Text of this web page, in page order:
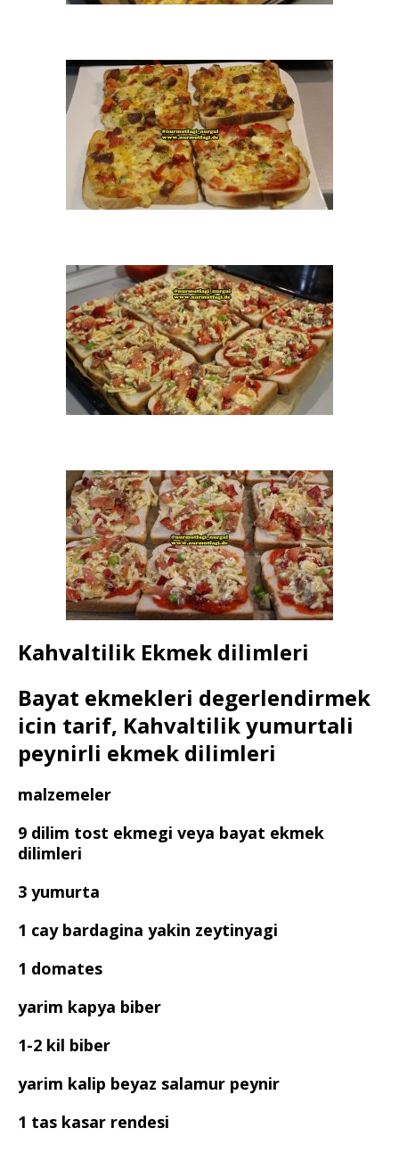
Kahvaltilik Ekmek dilimleri
Bayat ekmekleri degerlendirmek
icin tarif, Kahvaltilik yumurtali
peynirli ekmek dilimleri
malzemeler
9 dilim tost ekmegi veya bayat ekmek
dilimleri
3 yumurta
1 cay bardagina yakin zeytinyagi
1 domates
yarim kapya biber
1-2 kil biber
yarim kalip beyaz salamur peynir
1 tas kasar rendesi